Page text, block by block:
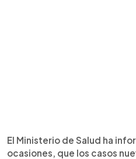
El Ministerio de Salud ha
ocasiones, que los casos